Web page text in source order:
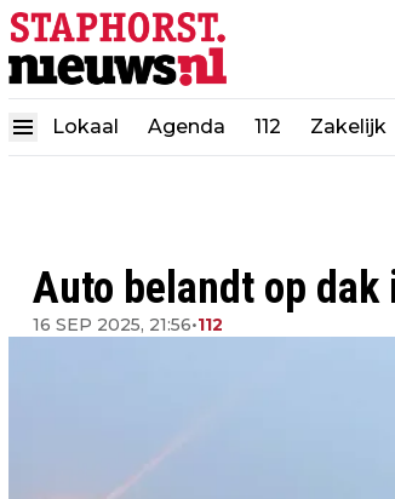
Lokaal Agenda 112 Zakelijk
Auto belandt op
16 SEP 2025, 21:56•112